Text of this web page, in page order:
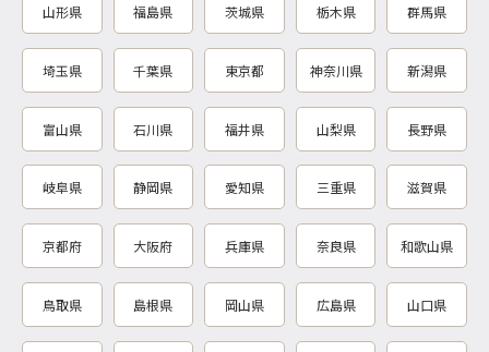
山形県 福島県 茨城県 栃木県 群馬県
埼玉県 千葉県 東京都 神奈川県 新潟県
富山県 石川県 福井県 山梨県 長野県
岐阜県 静岡県 愛知県 三重県 滋賀県
京都府 大阪府 兵庫県 奈良県 和歌山県
鳥取県 島根県 岡山県 広島県 山口県